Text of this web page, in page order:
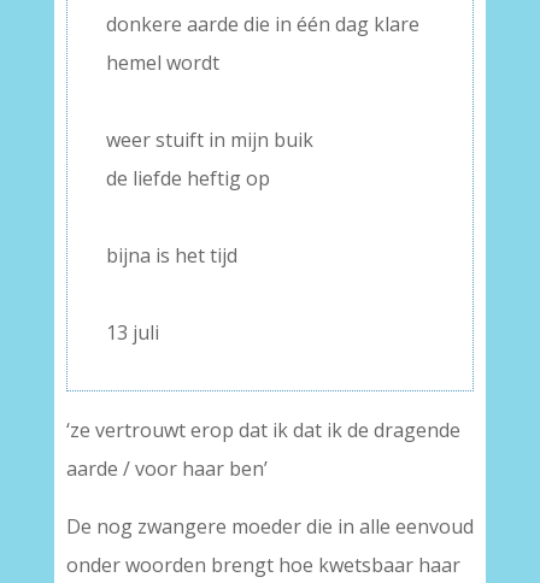
donkere aarde die in één dag klare
hemel wordt
weer stuift in mijn buik
de liefde heftig op
bijna is het tijd
13 juli
‘ze vertrouwt erop dat ik dat ik de dragende
aarde / voor haar ben’
De nog zwangere moeder die in alle eenvoud
onder woorden brengt hoe kwetsbaar haar